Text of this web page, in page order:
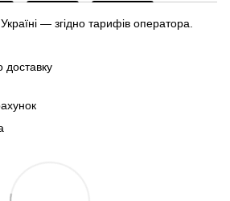
— згідно тарифів оператора.
доставку